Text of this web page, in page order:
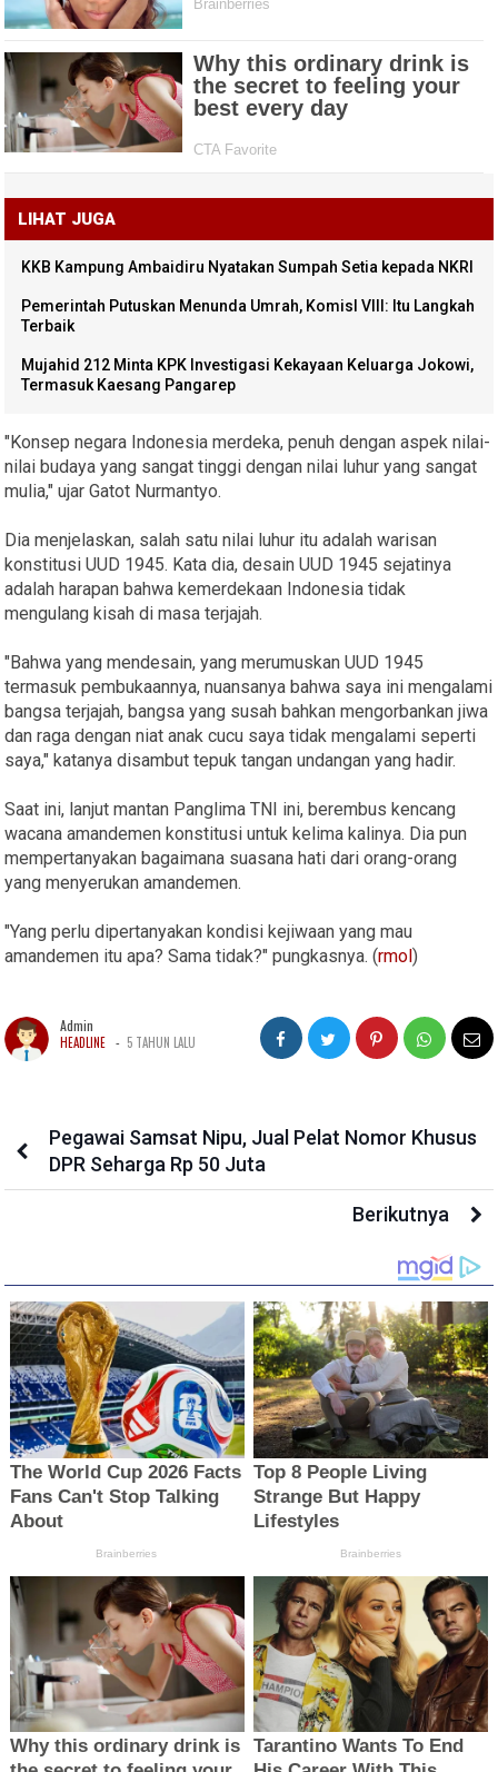
LIHAT JUGA
KKB Kampung Ambaidiru Nyatakan Sumpah Setia kepada NKRI
Pemerintah Putuskan Menunda Umrah, KomisI VIII: Itu Langkah
Terbaik
Mujahid 212 Minta KPK Investigasi Kekayaan Keluarga Jokowi,
Termasuk Kaesang Pangarep
"Konsep negara Indonesia merdeka, penuh dengan aspek nilai-
nilai budaya yang sangat tinggi dengan nilai luhur yang sangat
mulia," ujar Gatot Nurmantyo.
Dia menjelaskan, salah satu nilai luhur itu adalah warisan
konstitusi UUD 1945. Kata dia, desain UUD 1945 sejatinya
adalah harapan bahwa kemerdekaan Indonesia tidak
mengulang kisah di masa terjajah.
"Bahwa yang mendesain, yang merumuskan UUD 1945
termasuk pembukaannya, nuansanya bahwa saya ini mengalami
bangsa terjajah, bangsa yang susah bahkan mengorbankan jiwa
dan raga dengan niat anak cucu saya tidak mengalami seperti
saya," katanya disambut tepuk tangan undangan yang hadir.
Saat ini, lanjut mantan Panglima TNI ini, berembus kencang
wacana amandemen konstitusi untuk kelima kalinya. Dia pun
mempertanyakan bagaimana suasana hati dari orang-orang
yang menyerukan amandemen.
"Yang perlu dipertanyakan kondisi kejiwaan yang mau
amandemen itu apa? Sama tidak?" pungkasnya. (rmol)
Admin
HEADLINE - 5 TAHUN LALU
Pegawai Samsat Nipu, Jual Pelat Nomor Khusus
DPR Seharga Rp 50 Juta
Berikutnya